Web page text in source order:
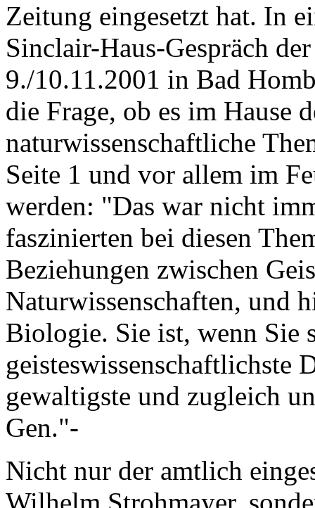
Zeitung eingesetzt hat. In
Sinclair-Haus-Gespräch
9./10.11.2001 in Bad
die Frage, ob es im Hause
naturwissenschaftliche
Seite 1 und vor allem im
werden: "Das war nicht
faszinierten bei diesen
Beziehungen zwischen
Naturwissenschaften, und
Biologie. Sie ist, wenn Sie
geisteswissenschaftlichste
gewaltigste und zugleich
Gen."-
Nicht nur der amtlich